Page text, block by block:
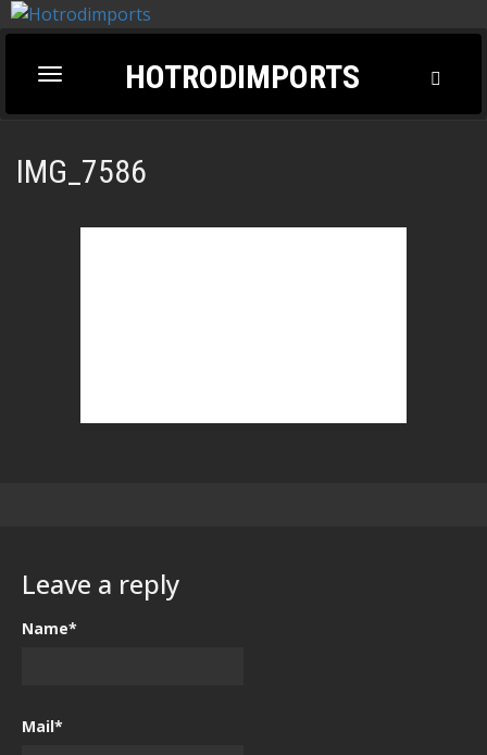
Toggle
navigation
HOTRODIMPORTS
IMG_7586
Leave a reply
Name*
Mail*